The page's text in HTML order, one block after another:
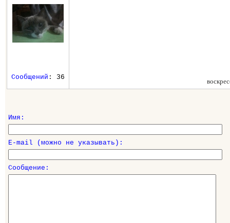
Сообщений : 36
Имя:
E-mail (можно не указывать):
Сообщение: